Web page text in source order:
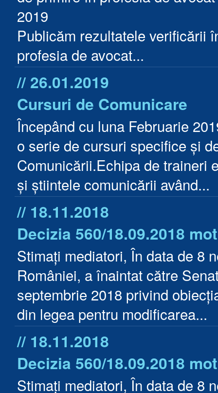
2019
Publicăm rezultatele verificării
profesia de avocat...
// 26.01.2019
Cursuri de Comunicare
​Începând cu luna Februarie
o serie de cursuri specifice și
Comunicării.Echipa de traineri
și știintele comunicării având...
// 18.11.2018
Decizia 560/18.09.2018
Stimați mediatori, În data de 8
României, a înaintat către
septembrie 2018 privind
din legea pentru modificarea...
// 18.11.2018
Decizia 560/18.09.2018
Stimați mediatori, În data de 8